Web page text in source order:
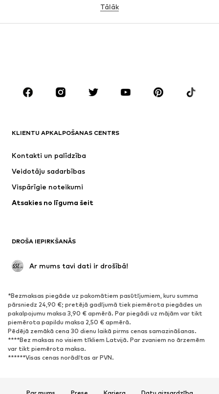
Apakšveļa
Aksesuāri
Premium
Jaunumi
Šobrīd populāri
Apakšveļa
Mēteļi
Svinības
Ekskluzīvi
APAVI
Jaunumi
Šobrīd populāri
Brīvā laika apavi
Puszābaki
Augstpapēžu apavi
Sandales
Kurpes
Tālāk
KLIENTU APKALPOŠANAS CENTRS
Kontakti un palīdzība
Veidotāju sadarbības
Vispārīgie noteikumi
Atsakies no līguma šeit
DROŠA IEPIRKŠANĀS
Ar mums tavi dati ir drošībā!
*Bezmaksas piegāde uz pakomātiem pasūtījumiem, kuru summa
pārsniedz 24,90 €; pretējā gadījumā tiek piemērota piegādes un
pakalpojumu maksa 3,90 € apmērā. Par piegādi uz mājām var tikt
piemērota papildu maksa 2,50 € apmērā.
Pēdējā zemākā cena 30 dienu laikā pirms cenas samazināšanas.
****Bez maksas no visiem tīkliem Latvijā. Par zvaniem no ārzemēm
var tikt piemērota maksa.
******Visas cenas norādītas ar PVN.